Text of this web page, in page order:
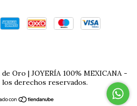
Oro | JOYERÍA 100% MEXICANA -
los derechos reservados.